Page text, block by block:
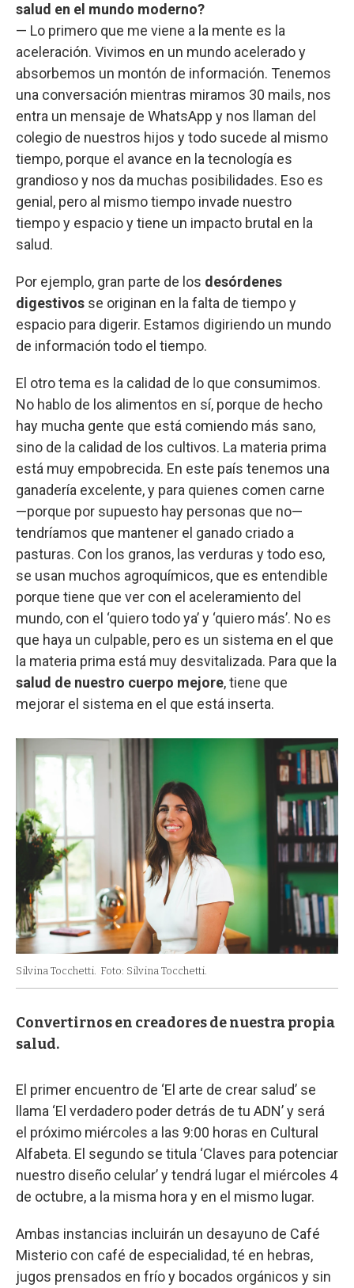
salud en el mundo moderno?
— Lo primero que me viene a la mente es la
aceleración. Vivimos en un mundo acelerado y
absorbemos un montón de información. Tenemos
una conversación mientras miramos 30 mails, nos
entra un mensaje de WhatsApp y nos llaman del
colegio de nuestros hijos y todo sucede al mismo
tiempo, porque el avance en la tecnología es
grandioso y nos da muchas posibilidades. Eso es
genial, pero al mismo tiempo invade nuestro
tiempo y espacio y tiene un impacto brutal en la
salud.
Por ejemplo, gran parte de los desórdenes
digestivos se originan en la falta de tiempo y
espacio para digerir. Estamos digiriendo un mundo
de información todo el tiempo.
El otro tema es la calidad de lo que consumimos.
No hablo de los alimentos en sí, porque de hecho
hay mucha gente que está comiendo más sano,
sino de la calidad de los cultivos. La materia prima
está muy empobrecida. En este país tenemos una
ganadería excelente, y para quienes comen carne
—porque por supuesto hay personas que no—
tendríamos que mantener el ganado criado a
pasturas. Con los granos, las verduras y todo eso,
se usan muchos agroquímicos, que es entendible
porque tiene que ver con el aceleramiento del
mundo, con el ‘quiero todo ya’ y ‘quiero más’. No es
que haya un culpable, pero es un sistema en el que
la materia prima está muy desvitalizada. Para que la
salud de nuestro cuerpo mejore, tiene que
mejorar el sistema en el que está inserta.
Silvina Tocchetti. Foto: Silvina Tocchetti.
Convertirnos en creadores de nuestra propia
salud.
El primer encuentro de ‘El arte de crear salud’ se
llama ‘El verdadero poder detrás de tu ADN’ y será
el próximo miércoles a las 9:00 horas en Cultural
Alfabeta. El segundo se titula ‘Claves para potenciar
nuestro diseño celular’ y tendrá lugar el miércoles 4
de octubre, a la misma hora y en el mismo lugar.
Ambas instancias incluirán un desayuno de Café
Misterio con café de especialidad, té en hebras,
jugos prensados en frío y bocados orgánicos y sin